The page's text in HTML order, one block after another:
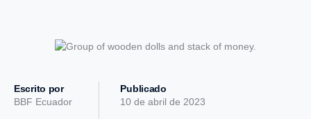
Escrito por
BBF Ecuador
Publicado
10 de abril de 2023